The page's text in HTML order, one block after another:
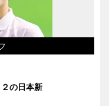
の日本新